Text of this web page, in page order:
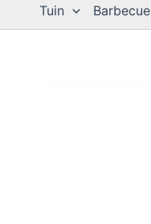
Tuin Barbecue